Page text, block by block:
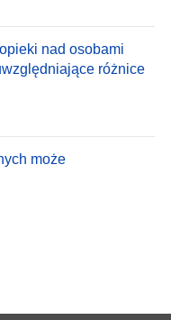
nad osobami
różnice
może